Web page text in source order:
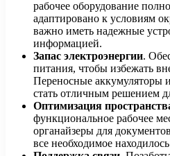
рабочее оборудование
адаптировано к условиям
важно иметь надежные
информацией.
Запас электроэнергии.
питания, чтобы избежать
Переносные аккумуляторы
стать отличным решением
Оптимизация
функциональное рабочее
органайзеры для
все необходимое